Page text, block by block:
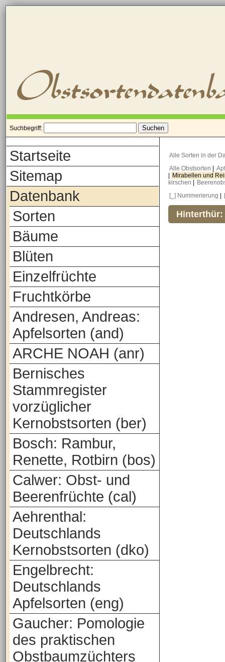
Suchbegriff:
Startseite
Sitemap
Datenbank
Sorten
Bäume
Blüten
Einzelfrüchte
Fruchtkörbe
Andresen, Andreas:
Apfelsorten (and)
ARCHE NOAH (anr)
Bernisches
Stammregister
vorzüglicher
Kernobstsorten (ber)
Bosch: Rambur,
Renette, Rotbirn (bos)
Calwer: Obst- und
Beerenfrüchte (cal)
Aehrenthal:
Deutschlands
Kernobstsorten (dko)
Engelbrecht:
Deutschlands
Apfelsorten (eng)
Gaucher: Pomologie
des praktischen
Obstbaumzüchters
Alle Sorten in der
Alle Obstsorten
Mirabellen und
kirschen
[_] Nummerierung